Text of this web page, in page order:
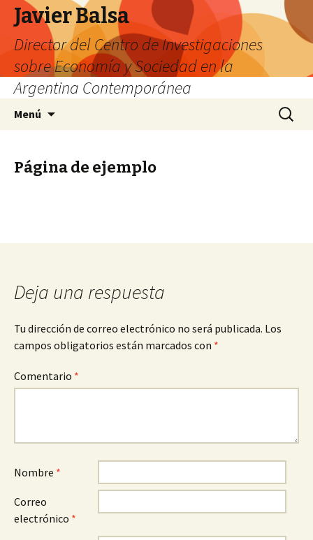
Javier Balsa
Director del Centro de Investigaciones
sobre Economía y Sociedad en la
Argentina Contemporánea
Menú Buscar:
Página de ejemplo
Deja una respuesta
Tu dirección de correo electrónico no será publicada. Los
campos obligatorios están marcados con *
Comentario *
Nombre *
Correo
electrónico *